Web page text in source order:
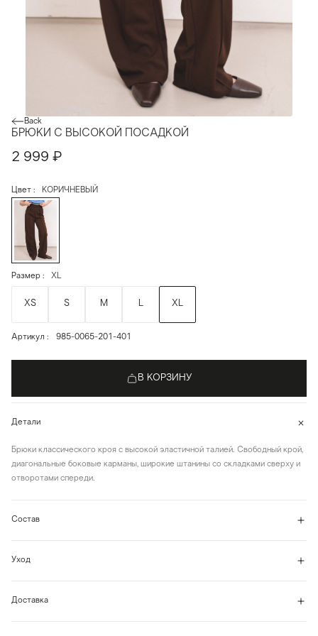
Back
БРЮКИ С ВЫСОКОЙ ПОСАДКОЙ
2 999 ₽
Цвет КОРИЧНЕВЫЙ
Размер XL
XS S M L XL
Артикул 985-0065-201-401
В КОРЗИНУ
Детали
Брюки классического кроя с высокой эластичной талией. Свободный крой,
диагональные боковые карманы, широкие штанины со складками сверху и
отворотами спереди.
Состав
Уход
Доставка